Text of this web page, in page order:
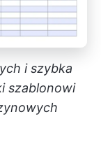
i szybka
szablonowi